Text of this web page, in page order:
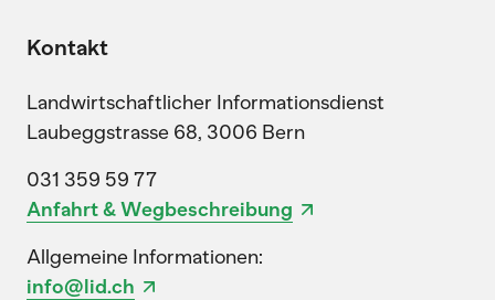
Kontakt
Landwirtschaftlicher Informationsdienst
Laubeggstrasse 68, 3006 Bern
031 359 59 77
Anfahrt & Wegbeschreibung
Allgemeine Informationen:
info@lid.ch